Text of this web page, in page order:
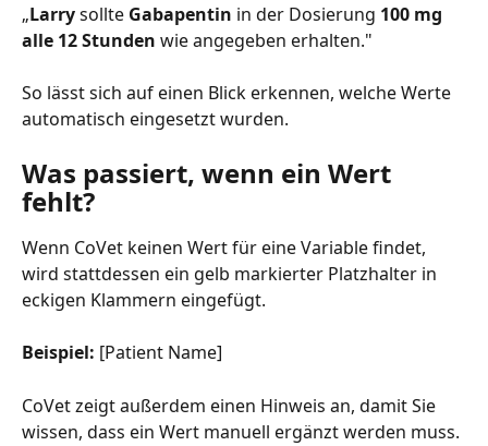
„Larry sollte Gabapentin in der Dosierung 100 mg
alle 12 Stunden wie angegeben erhalten."
So lässt sich auf einen Blick erkennen, welche Werte
automatisch eingesetzt wurden.
Was passiert, wenn ein Wert
fehlt?
Wenn CoVet keinen Wert für eine Variable findet,
wird stattdessen ein gelb markierter Platzhalter in
eckigen Klammern eingefügt.
Beispiel: [Patient Name]
CoVet zeigt außerdem einen Hinweis an, damit Sie
wissen, dass ein Wert manuell ergänzt werden muss.